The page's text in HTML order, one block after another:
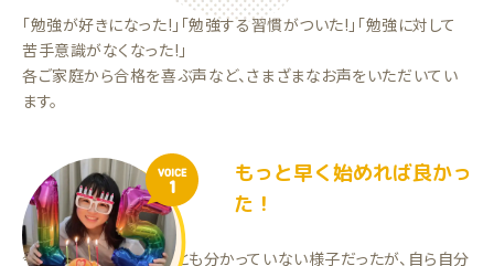
「勉強が好きになった!」「勉強する習慣がついた!」「勉強に対して
苦手意識がなくなった!」
各ご家庭から合格を喜ぶ声など、さまざまなお声をいただいてい
ます。
VOICE
1
もっと早く始めれば良かっ
た！
今までは分からないことも分かっていない様子だったが、自ら自分